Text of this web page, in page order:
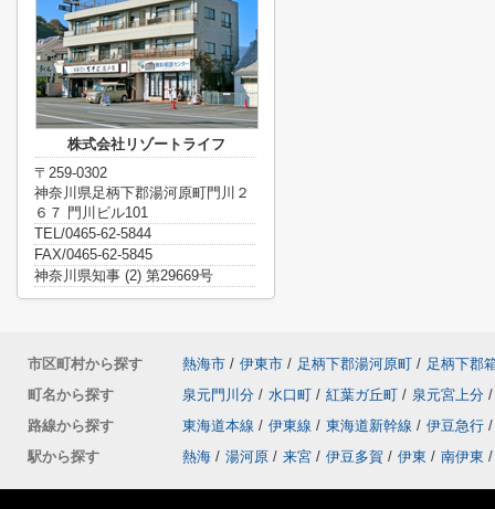
株式会社リゾートライフ
〒259-0302
神奈川県足柄下郡湯河原町門川２
６７ 門川ビル101
TEL/0465-62-5844
FAX/0465-62-5845
神奈川県知事 (2) 第29669号
市区町村から探す 熱海市 / 伊東市 / 足柄下郡湯河原町 / 足柄下郡
町名から探す
泉元門川分 / 水口町 / 紅葉ガ丘町 / 泉元宮上分 /
路線から探す
東海道本線 / 伊東線 / 東海道新幹線 / 伊豆急行 /
駅から探す
熱海 / 湯河原 / 来宮 / 伊豆多賀 / 伊東 / 南伊東 /